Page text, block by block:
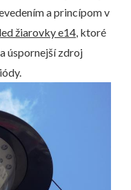
a princípom v
led žiarovky e14, ktoré
úspornejší zdroj